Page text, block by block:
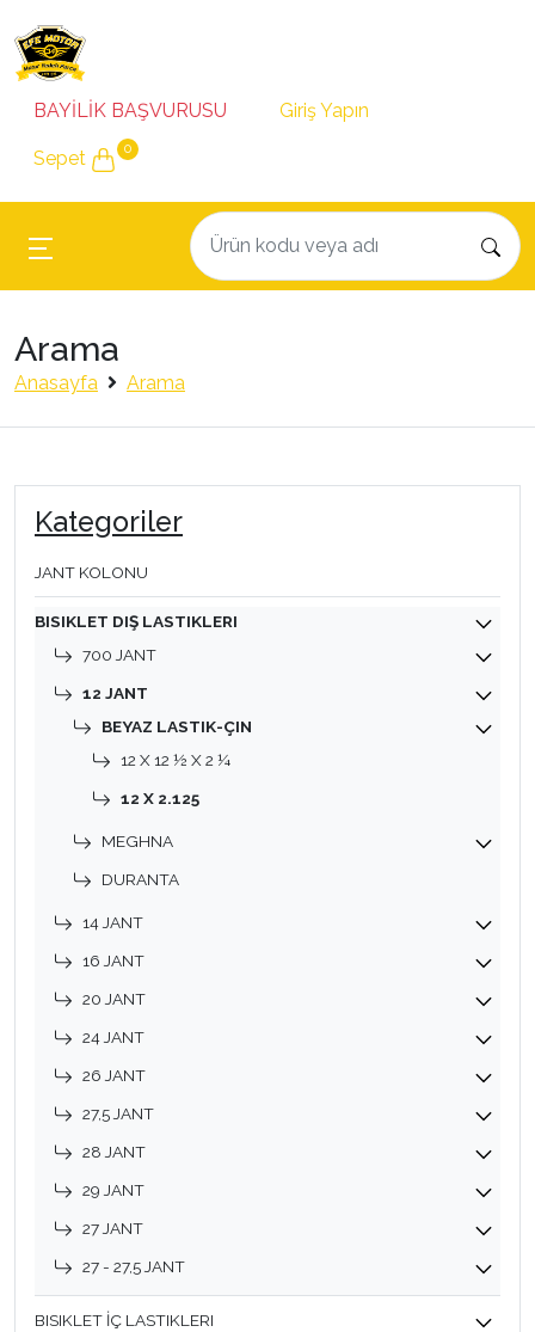
BAYİLİK BAŞVURUSU Giriş Yapın
Sepet 0
Arama
Anasayfa Arama
Kategoriler
JANT KOLONU
BISIKLET DIŞ LASTIKLERI
700 JANT
12 JANT
BEYAZ LASTIK-ÇIN
12 X 12 ½ X 2 ¼
12 X 2.125
MEGHNA
DURANTA
14 JANT
16 JANT
20 JANT
24 JANT
26 JANT
27,5 JANT
28 JANT
29 JANT
27 JANT
27 - 27,5 JANT
BISIKLET İÇ LASTIKLERI